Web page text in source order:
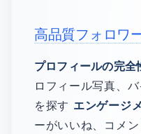
高品質フォロワ
プロフィールの完全
ロフィール写真、
を探す エンゲージ
ーがいいね、コメ